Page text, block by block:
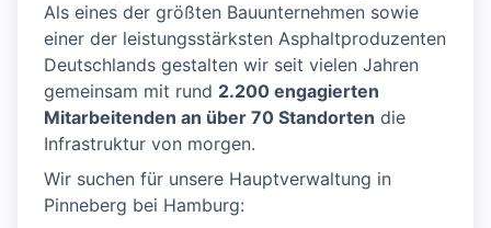
Als eines der größten Bauunternehmen sowie
einer der leistungsstärksten Asphaltproduzenten
Deutschlands gestalten wir seit vielen Jahren
gemeinsam mit rund 2.200 engagierten
Mitarbeitenden an über 70 Standorten die
Infrastruktur von morgen.
Wir suchen für unsere Hauptverwaltung in
Pinneberg bei Hamburg: